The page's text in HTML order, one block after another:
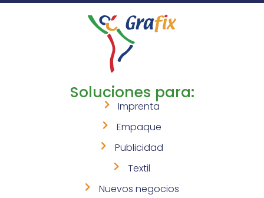
Soluciones para:
Imprenta
Empaque
Publicidad
Textil
Nuevos negocios